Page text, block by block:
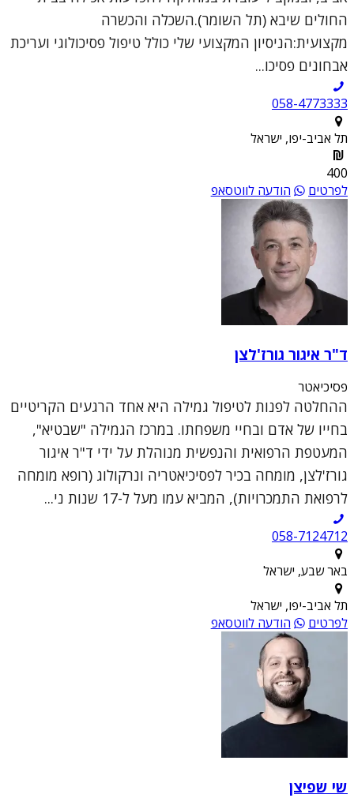
החולים שיבא (תל השומר).השכלה והכשרה
מקצועית:הניסיון המקצועי שלי כולל טיפול פסיכולוגי ועריכת
אבחונים פסיכו...
058-4773333
תל אביב-יפו, ישראל
400
לפרטים
הודעה לווטסאפ
ד"ר איגור גורז'לצן
פסיכיאטר
ההחלטה לפנות לטיפול גמילה היא אחד הרגעים הקריטיים
בחייו של אדם ובחיי משפחתו. במרכז הגמילה "שבטיא",
המעטפת הרפואית והנפשית מנוהלת על ידי ד"ר איגור
גורז'לצן, מומחה בכיר לפסיכיאטריה ונרקולוג (רופא מומחה
לרפואת התמכרויות), המביא עמו מעל ל-17 שנות ני...
058-7124712
באר שבע, ישראל
תל אביב-יפו, ישראל
לפרטים
הודעה לווטסאפ
שי שפיצן